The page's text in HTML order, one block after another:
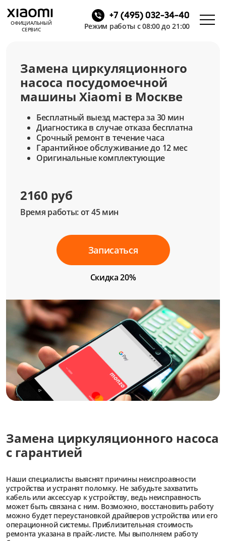
ОФИЦИАЛЬНЫЙ
СЕРВИС
+7 (495) 032-34-40
Режим работы с 08:00 до 21:00
Замена циркуляционного
насоса посудомоечной
машины Xiaomi в Москве
Бесплатный выезд мастера за 30 мин
Диагностика в случае отказа бесплатна
Срочный ремонт в течение часа
Гарантийное обслуживание до 12 мес
Оригинальные комплектующие
2160 руб
Время работы: от 45 мин
Записаться
Скидка 20%
Замена циркуляционного насоса
с гарантией
Наши специалисты выяснят причины неиспроавности
устройства и устранят поломку. Не забудьте захватить
кабель или аксессуар к устройству, ведь неисправность
может быть связана с ним. Возможно, восстановить работу
можно будет переустановкой драйверов устройства или его
операционной системы. Приблизительная стоимость
ремонта указана в прайс-листе. Мы выполняем работу